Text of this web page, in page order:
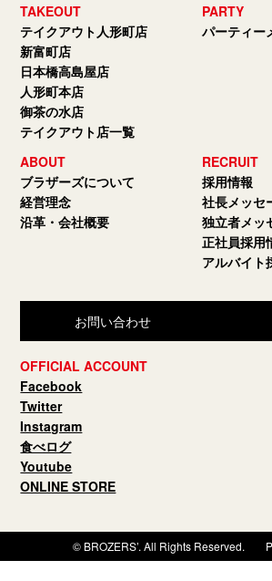
TAKEOUT
テイクアウト人形町店
新富町店
日本橋高島屋店
人形町本店
御茶の水店
テイクアウト店一覧
PARTY
パーティー
ABOUT
ブラザーズについて
経営理念
沿革・会社概要
RECRUIT
採用情報
社長メッセ
独立者メッ
正社員採用
アルバイト
お問い合わせ
OFFICIAL ACCOUNT
Facebook
Twitter
Instagram
食べログ
Youtube
ONLINE STORE
© BROZERS’. All Rights Reserved.